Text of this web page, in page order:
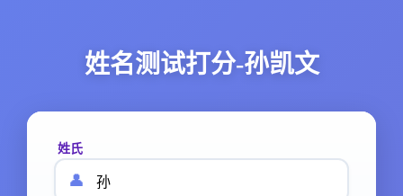
姓名测试打分-孙凯文
姓氏
👤